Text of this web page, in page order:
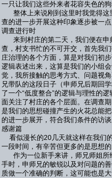
一只让我们这些外来者花容失色的
整体上来说刚到这里时我觉得这
查的进一步开展这种印象逐步被一
调查进行时
来到村庄的第二天，我们便在申
查，村支书忙的不可开交，首先我
庄治理的各个方面，算是对我们初
逻辑表述出来，这算是我们的小组
觉，我所接触的思考方式、问题视
兄带队的这段日子（申师兄后期回
了一个“低度整合”的逻辑与理性的
面关注了村庄的各个层面。在调查
是我们的思想碰撞产生的火花总能
的进一步展开，符合我们条件的访
感谢篇
看似漫长的20几天就这样在我们
一段时间，有辛苦但更多的是思想
作为一位新手来讲，师兄师姐所
手时，申师兄的敏锐以及对问题的
质做一个准确的判断，这可能也是